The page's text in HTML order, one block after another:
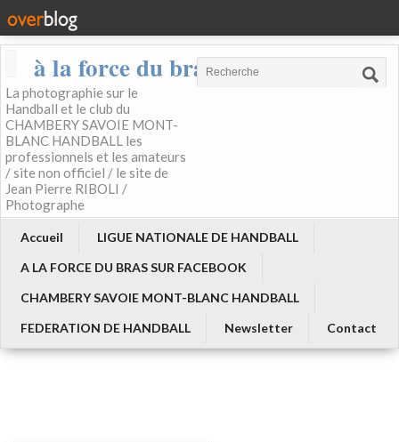
à la force du bras
La photographie sur le
Handball et le club du
CHAMBERY SAVOIE MONT-
BLANC HANDBALL les
professionnels et les amateurs
/ site non officiel / le site de
Jean Pierre RIBOLI /
Photographe
Accueil
LIGUE NATIONALE DE HANDBALL
A LA FORCE DU BRAS SUR FACEBOOK
CHAMBERY SAVOIE MONT-BLANC HANDBALL
FEDERATION DE HANDBALL
Newsletter Contact